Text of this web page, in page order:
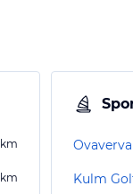
km
km Kulm